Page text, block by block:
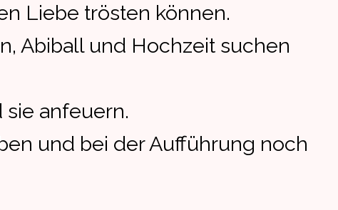
Liebe trösten können.
Abiball und Hochzeit suchen
anfeuern.
und bei der Aufführung noch